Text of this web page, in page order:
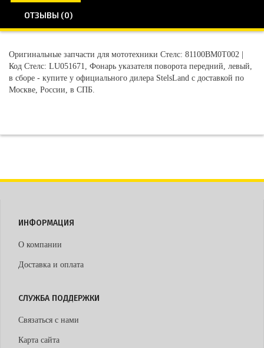
ОТЗЫВЫ (0)
Оригинальные запчасти для мототехники Стелс: 81100BM0T002 |
Код Стелс: LU051671, Фонарь указателя поворота передний, левый,
в сборе - купите у официального дилера StelsLand с доставкой по
Москве, России, в СПБ.
ИНФОРМАЦИЯ
О компании
Доставка и оплата
СЛУЖБА ПОДДЕРЖКИ
Связаться с нами
Карта сайта